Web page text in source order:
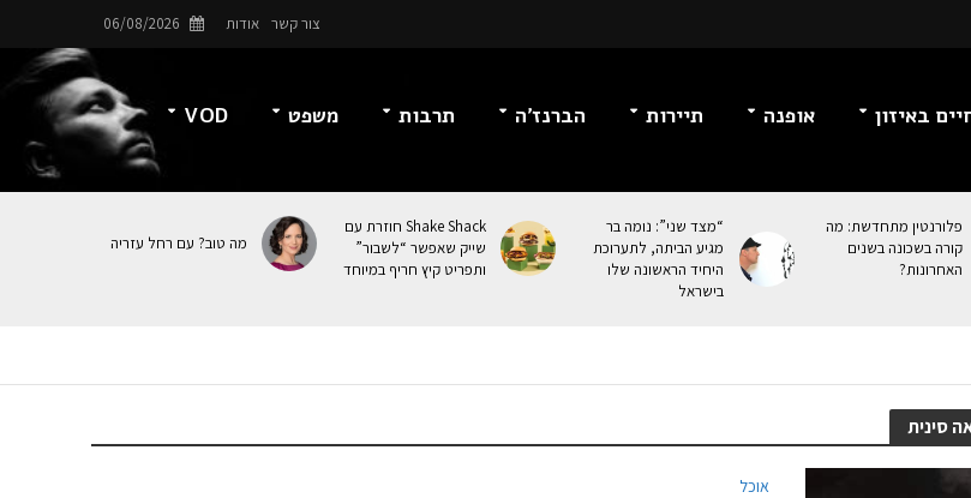
צור קשר אודות 06/08/2026
באיזון אופנה תיירות הברנז’ה תרבות משפט VOD
פלורנטין מתחדשת: מה
קורה בשכונה בשנים
האחרונות?
“מצד שני”: נומה בר
מגיע הביתה, לתערוכת
היחיד הראשונה שלו
בישראל
Shake Shack חוזרת עם
שייק שאפשר “לשבור”
ותפריט קיץ חריף במיוחד
מה טוב? עם רחל עזריה
סינית
אוכל